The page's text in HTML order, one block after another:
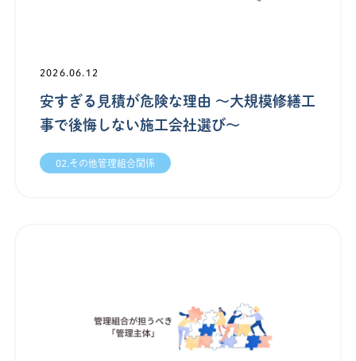
2026.06.12
安すぎる見積が危険な理由 ～大規模修繕工
事で後悔しない施工会社選び～
02.その他管理組合関係